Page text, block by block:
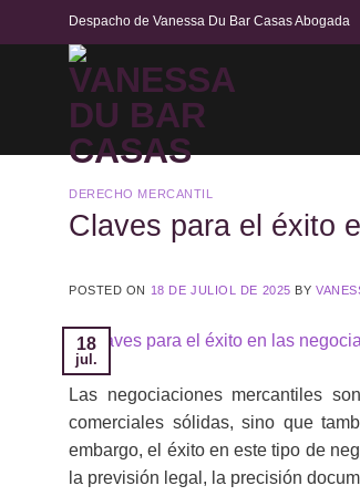
to
Despacho de Vanessa Du Bar Casas Abogada
DERECHO MERCANTIL
Claves para el éxito
POSTED ON 18 DE JULIOL DE 2025 BY
18
jul.
Las negociaciones mercantiles
comerciales sólidas, sino que
embargo, el éxito en este tipo de
la previsión legal, la precisión